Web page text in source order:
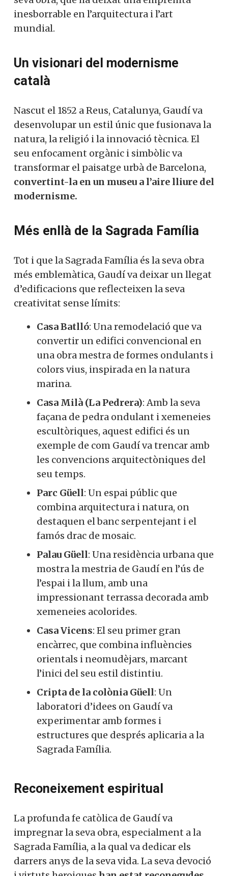
inesborrable en l’arquitectura i l’art
mundial.
Un visionari del modernisme
català
Nascut el 1852 a Reus, Catalunya, Gaudí va
desenvolupar un estil únic que fusionava la
natura, la religió i la innovació tècnica. El
seu enfocament orgànic i simbòlic va
transformar el paisatge urbà de Barcelona,
convertint-la en un museu a l’aire lliure del
modernisme.
Més enllà de la Sagrada Família
Tot i que la Sagrada Família és la seva obra
més emblemàtica, Gaudí va deixar un llegat
d’edificacions que reflecteixen la seva
creativitat sense límits:
Casa Batlló: Una remodelació que va
convertir un edifici convencional en
una obra mestra de formes ondulants i
colors vius, inspirada en la natura
marina.
Casa Milà (La Pedrera): Amb la seva
façana de pedra ondulant i xemeneies
escultòriques, aquest edifici és un
exemple de com Gaudí va trencar amb
les convencions arquitectòniques del
seu temps.
Parc Güell: Un espai públic que
combina arquitectura i natura, on
destaquen el banc serpentejant i el
famós drac de mosaic.
Palau Güell: Una residència urbana que
mostra la mestria de Gaudí en l’ús de
l’espai i la llum, amb una
impressionant terrassa decorada amb
xemeneies acolorides.
Casa Vicens: El seu primer gran
encàrrec, que combina influències
orientals i neomudèjars, marcant
l’inici del seu estil distintiu.
Cripta de la colònia Güell: Un
laboratori d’idees on Gaudí va
experimentar amb formes i
estructures que després aplicaria a la
Sagrada Família.
Reconeixement espiritual
La profunda fe catòlica de Gaudí va
impregnar la seva obra, especialment a la
Sagrada Família, a la qual va dedicar els
darrers anys de la seva vida. La seva devoció